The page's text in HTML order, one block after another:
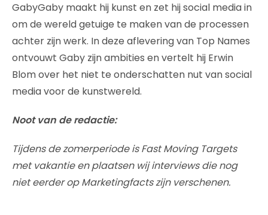
GabyGaby maakt hij kunst en zet hij social media in
om de wereld getuige te maken van de processen
achter zijn werk. In deze aflevering van Top Names
ontvouwt Gaby zijn ambities en vertelt hij Erwin
Blom over het niet te onderschatten nut van social
media voor de kunstwereld.
Noot van de redactie:
Tijdens de zomerperiode is Fast Moving Targets
met vakantie en plaatsen wij interviews die nog
niet eerder op Marketingfacts zijn verschenen.